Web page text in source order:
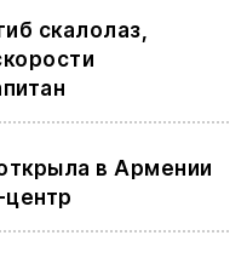
скалолаз,
в Армении